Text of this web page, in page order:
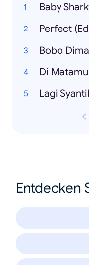
Baby
Perfect
Entdecken